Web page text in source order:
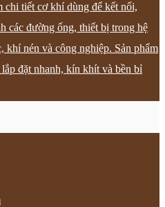
chi tiết cơ khí dùng để kết nối,
các đường ống, thiết bị trong hệ
khí nén và công nghiệp. Sản phẩm
đặt nhanh, kín khít và bền bỉ